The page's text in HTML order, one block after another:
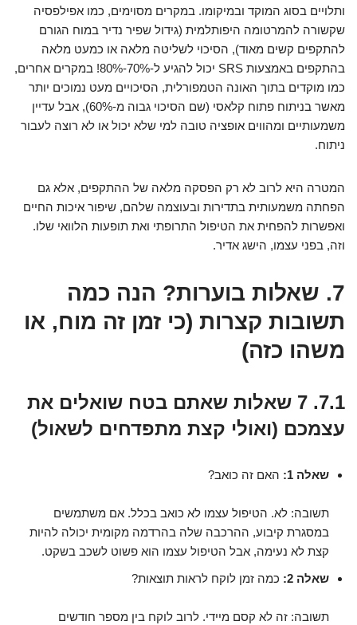
ותלויים בסוג המוקד ובמיקומו. במקרים מסוימים, כמו אפילפסיה
שקשורה להמרטומה היפותלמית (גידול שפיר נדיר במוח הגורם
להתקפים קשים מאוד), הסיכוי לשליטה מלאה או כמעט מלאה
בהתקפים באמצעות SRS יכול להגיע ל-70%-80%! במקרים אחרים,
כמו מוקדים בתוך האונה הטמפורלית, הסיכויים מעט נמוכים יותר
מאשר בניתוח פתוח קלאסי (שם הסיכוי גבוה מ-60%), אבל עדיין
משמעותיים ומהווים אופציה טובה למי שלא יכול או לא רוצה לעבור
ניתוח.
המטרה היא לרוב לא רק הפסקה מלאה של ההתקפים, אלא גם
הפחתה משמעותית בתדירות ובעוצמה שלהם, שיפור איכות החיים
ואפשרות להפחית את הטיפול התרופתי ואת תופעות הלוואי שלו.
וזה, בפני עצמו, הישג אדיר.
7. שאלות בוערות? הנה כמה
תשובות קצרות (כי זמן זה מוח, או
משהו כזה)
7.1. 7 שאלות שאתם בטח שואלים את
עצמכם (ואולי קצת מתפדחים לשאול)
שאלה 1: האם זה כואב?
תשובה: לא. הטיפול עצמו לא כואב בכלל. אם משתמשים
במסגרת קיבוע, ההרכבה שלה בהרדמה מקומית יכולה להיות
קצת לא נעימה, אבל הטיפול עצמו הוא פשוט לשכב בשקט.
שאלה 2:
כמה זמן לוקח לראות תוצאות?
תשובה: זה לא קסם מיידי. לרוב לוקח בין מספר חודשים